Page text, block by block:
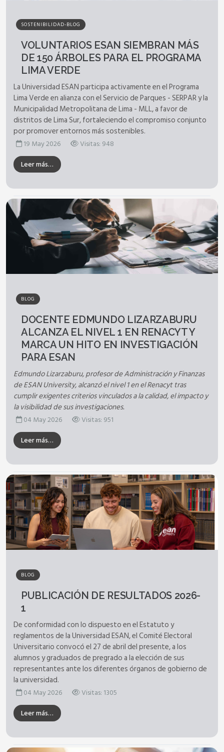
SOSTENIBILIDAD-BLOG
VOLUNTARIOS ESAN SIEMBRAN MÁS
DE 150 ÁRBOLES PARA EL PROGRAMA
LIMA VERDE
La Universidad ESAN participa activamente en el Programa
Lima Verde en alianza con el Servicio de Parques - SERPAR y la
Municipalidad Metropolitana de Lima - MLL, a favor de
distritos de Lima Sur, fortaleciendo el compromiso conjunto
por promover entornos más sostenibles.
19 May 2026
Visitas: 948
Leer más…
BLOG
DOCENTE EDMUNDO LIZARZABURU
ALCANZA EL NIVEL 1 EN RENACYT Y
MARCA UN HITO EN INVESTIGACIÓN
PARA ESAN
Edmundo Lizarzaburu, profesor de Administración y Finanzas
de ESAN University, alcanzó el nivel 1 en el Renacyt tras
cumplir exigentes criterios vinculados a la calidad, el impacto y
la visibilidad de sus investigaciones.
04 May 2026
Visitas: 951
Leer más…
BLOG
PUBLICACIÓN DE RESULTADOS 2026-
1
De conformidad con lo dispuesto en el Estatuto y
reglamentos de la Universidad ESAN, el Comité Electoral
Universitario convocó el 27 de abril del presente, a los
alumnos y graduados de pregrado a la elección de sus
representantes ante los diferentes órganos de gobierno de
la universidad.
04 May 2026
Visitas: 1305
Leer más…